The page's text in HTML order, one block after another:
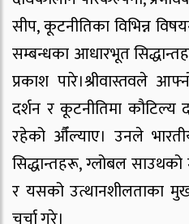
सीप, कूटनीतिका विभिन्न
सम्बन्धका आधारभूत
प्रकाश पारे।श्रीवास्तवले
दर्शन र कूटनीतिमा कौटिल्य
रहेको औँल्याए। उनले
सिद्धान्तहरू, ग्लोबल
र यसको उत्थानशीलताका